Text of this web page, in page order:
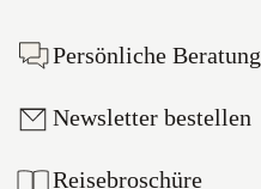
Persönliche Beratung
Newsletter bestellen
Reisebroschüre